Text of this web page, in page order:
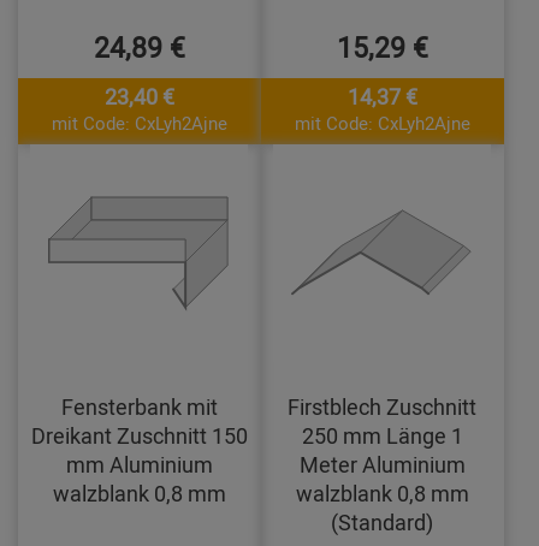
24,89 €
23,40 €
mit Code: CxLyh2Ajne
15,29 €
14,37 €
mit Code: CxLyh2Ajne
Fensterbank mit
Dreikant Zuschnitt 150
mm Aluminium
walzblank 0,8 mm
Firstblech Zuschnitt
250 mm Länge 1
Meter Aluminium
walzblank 0,8 mm
(Standard)